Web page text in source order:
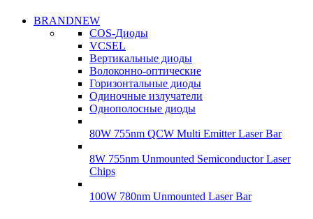
Гироскопы
Подробнее
Надежные поставки
Гироскопы
Подробнее
BRANDNEW
COS-Диоды
VCSEL
Вертикальные диоды
Волоконно-оптические
Горизонтальные диоды
Одиночные излучатели
Однополосные диоды
80W 755nm QCW Multi Emitter Laser Bar
8W 755nm Unmounted Semiconductor Laser
Chips
100W 780nm Unmounted Laser Bar